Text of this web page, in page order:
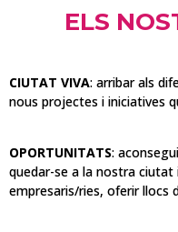
ELS
CIUTAT VIVA: arribar als
nous projectes i iniciatives
OPORTUNITATS:
quedar-se a la nostra
empresaris/ries, oferir llocs